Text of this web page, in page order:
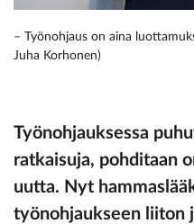
– Työnohjaus on aina
Juha Korhonen)
Työnohjauksessa
ratkaisuja, pohditaan
uutta. Nyt
työnohjaukseen liiton